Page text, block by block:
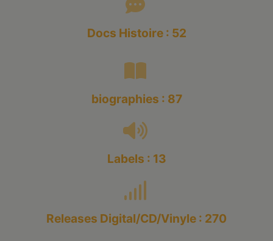
Docs Histoire : 52
biographies : 87
Labels : 13
Releases Digital/CD/Vinyle : 270